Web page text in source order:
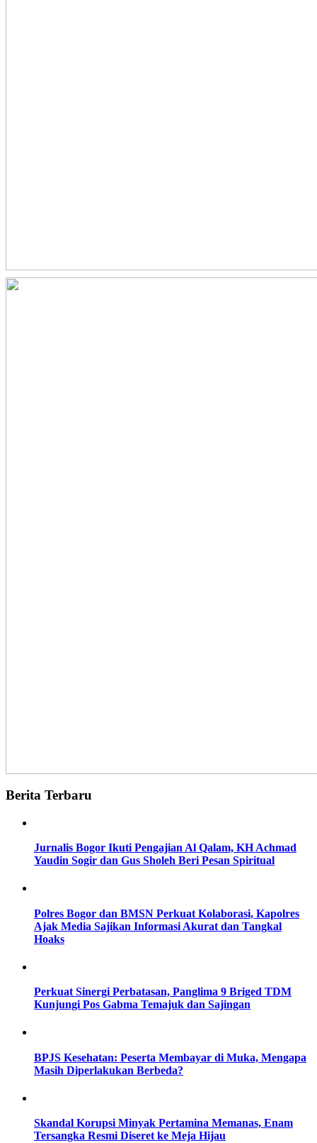
Berita Terbaru
Jurnalis Bogor Ikuti Pengajian Al Qalam, KH Achmad
Yaudin Sogir dan Gus Sholeh Beri Pesan Spiritual
Polres Bogor dan BMSN Perkuat Kolaborasi, Kapolres
Ajak Media Sajikan Informasi Akurat dan Tangkal
Hoaks
Perkuat Sinergi Perbatasan, Panglima 9 Briged TDM
Kunjungi Pos Gabma Temajuk dan Sajingan
BPJS Kesehatan: Peserta Membayar di Muka, Mengapa
Masih Diperlakukan Berbeda?
Skandal Korupsi Minyak Pertamina Memanas, Enam
Tersangka Resmi Diseret ke Meja Hijau